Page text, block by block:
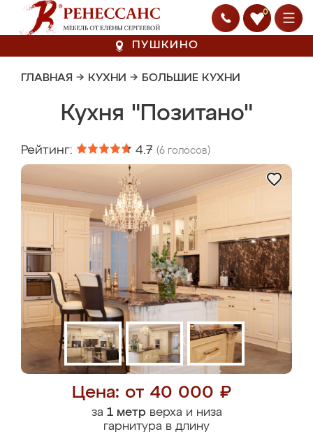
0
ПУШКИНО
ГЛАВНАЯ → КУХНИ → БОЛЬШИЕ КУХНИ
Кухня "Позитано"
Рейтинг: 4.7 (6 голосов)
Цена: от 40 000 ₽
за 1 метрверха и низа
гарнитура в длину